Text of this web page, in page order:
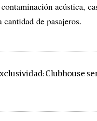
acústica,
de pasajeros.
Clubhouse